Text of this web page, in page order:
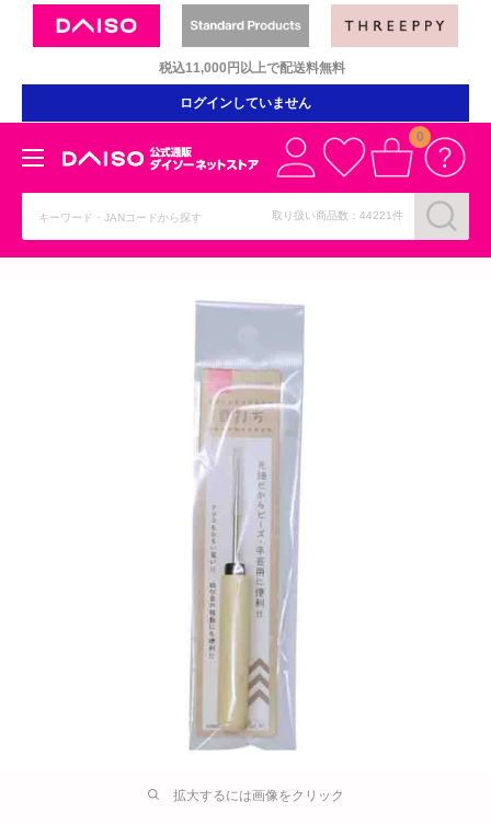
ツ
税込11,000円以上で配送料無料
ログインしていません
ダ
イ
ソ
ー
取り扱い商品数：44221件
0
拡大するには画像をクリック